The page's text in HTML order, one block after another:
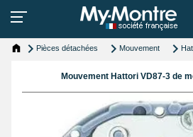
Pièces détachées Mouvement
Mouvement Hattori VD87-3 de